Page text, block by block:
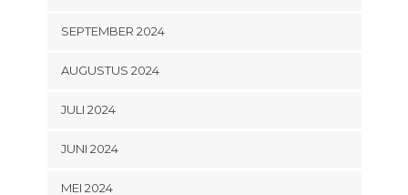
SEPTEMBER 2024
AUGUSTUS 2024
JULI 2024
JUNI 2024
MEI 2024